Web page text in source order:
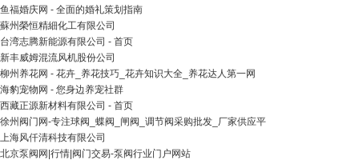
鱼福婚庆网 - 全面的婚礼策划指南
蘇州榮恒精細化工有限公司
台湾志腾新能源有限公司 - 首页
新丰威姆混流风机股份公司
柳州养花网 - 花卉_养花技巧_花卉知识大全_养花达人第一网
海豹宠物网 - 您身边养宠社群
西藏正源新材料有限公司 - 首页
徐州阀门网-专注球阀_蝶阀_闸阀_调节阀采购批发_厂家供应平
上海风仟清科技有限公司
北京泵阀网|行情|阀门交易-泵阀行业门户网站